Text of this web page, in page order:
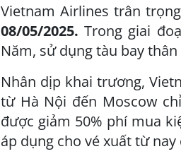
Vietnam Airlines trân
08/05/2025. Trong giai
Năm, sử dụng tàu bay
Nhân dịp khai trương,
từ Hà Nội đến Moscow
được giảm 50% phí mua
áp dụng cho vé xuất từ